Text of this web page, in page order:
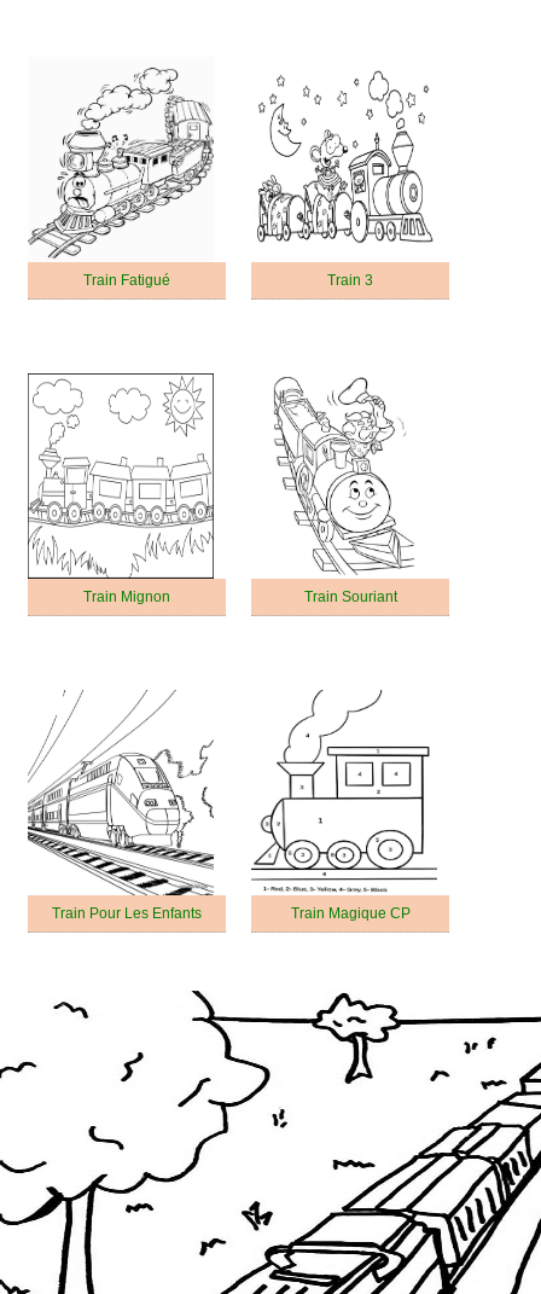
Train Fatigué Train 3
Train Mignon Train Souriant
Train Pour Les Enfants Train Magique CP